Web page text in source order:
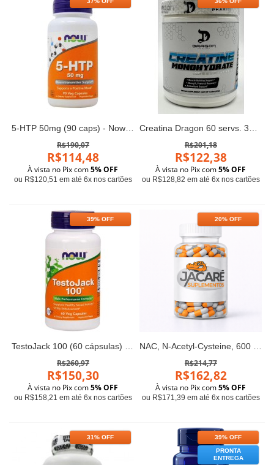
5-HTP 50mg (90 caps) - Now Foods
R$190,07
R$114,48
À vista no Pix com5% OFF
ou R$120,51 em até 6x nos cartões
Creatina Dragon 60 servs. 300g
R$201,18
R$122,38
À vista no Pix com5% OFF
ou R$128,82 em até 6x nos cartões
39% OFF
TestoJack 100 (60 cápsulas) - Now Foods
R$260,97
R$150,30
À vista no Pix com5% OFF
ou R$158,21 em até 6x nos cartões
20% OFF
NAC, N-Acetyl-Cysteine, 600 mg, 90 Veggie Capsules Sports Research
R$214,77
R$162,82
À vista no Pix com5% OFF
ou R$171,39 em até 6x nos cartões
31% OFF
39% OFF
PRONTA
ENTREGA